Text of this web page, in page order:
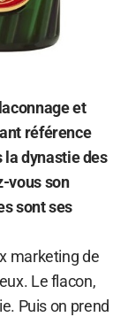
et
référence
la dynastie des
vous son
sont ses
marketing de
Le flacon,
Puis on prend